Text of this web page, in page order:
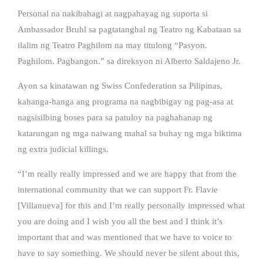
Personal na nakibahagi at nagpahayag ng suporta si
Ambassador Bruhl sa pagtatanghal ng Teatro ng Kabataan sa
ilalim ng Teatro Paghilom na may titulong “Pasyon.
Paghilom. Pagbangon.” sa direksyon ni Alberto Saldajeno Jr.
Ayon sa kinatawan ng Swiss Confederation sa Pilipinas,
kahanga-hanga ang programa na nagbibigay ng pag-asa at
nagsisilbing boses para sa patuloy na paghahanap ng
katarungan ng mga naiwang mahal sa buhay ng mga biktima
ng extra judicial killings.
“I’m really really impressed and we are happy that from the
international community that we can support Fr. Flavie
[Villanueva] for this and I’m really personally impressed what
you are doing and I wish you all the best and I think it’s
important that and was mentioned that we have to voice to
have to say something. We should never be silent about this,